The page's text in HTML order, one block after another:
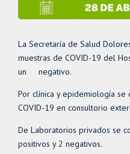
La Secretaría de Salud
muestras de COVID-19 del
un negativo.
Por clínica y epidemiología se
COVID-19 en consultorio
De Laboratorios privados se
positivos y 2 negativos.